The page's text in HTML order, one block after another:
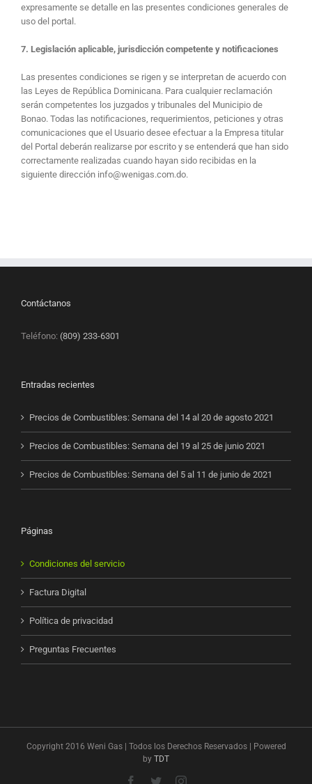
expresamente se detalle en las presentes condiciones generales de
uso del portal.
7. Legislación aplicable, jurisdicción competente y notificaciones
Las presentes condiciones se rigen y se interpretan de acuerdo con
las Leyes de República Dominicana. Para cualquier reclamación
serán competentes los juzgados y tribunales del Municipio de
Bonao. Todas las notificaciones, requerimientos, peticiones y otras
comunicaciones que el Usuario desee efectuar a la Empresa titular
del Portal deberán realizarse por escrito y se entenderá que han sido
correctamente realizadas cuando hayan sido recibidas en la
siguiente dirección info@wenigas.com.do.
Contáctanos
Teléfono: (809) 233-6301
Entradas recientes
Precios de Combustibles: Semana del 14 al 20 de agosto 2021
Precios de Combustibles: Semana del 19 al 25 de junio 2021
Precios de Combustibles: Semana del 5 al 11 de junio de 2021
Páginas
Condiciones del servicio
Factura Digital
Política de privacidad
Preguntas Frecuentes
Copyright 2016 Weni Gas | Todos los Derechos Reservados | Powered
by TDT
Facebook
TwitterInstagram